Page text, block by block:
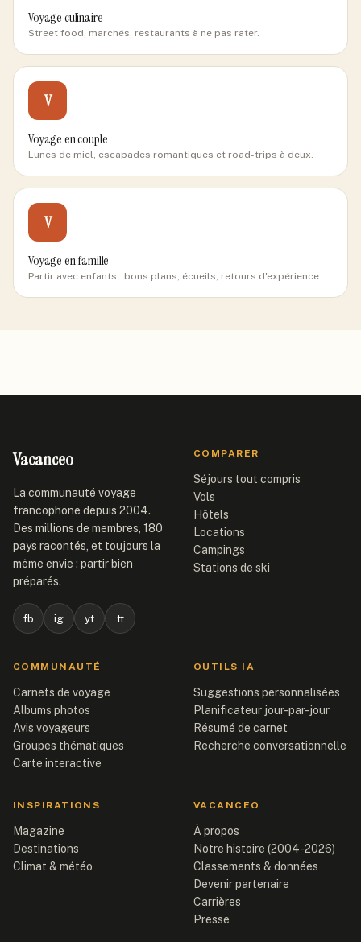
Voyage culinaire
Street food, marchés, restaurants à ne pas rater.
V
Voyage en couple
Lunes de miel, escapades romantiques et road-trips à deux.
V
Voyage en famille
Partir avec enfants : bons plans, écueils, retours d'expérience.
Vacanceo
La communauté voyage
francophone depuis 2004.
Des millions de membres, 180
pays racontés, et toujours la
même envie : partir bien
préparés.
fb ig yt tt
COMPARER
Séjours tout compris
Vols
Hôtels
Locations
Campings
Stations de ski
COMMUNAUTÉ
Carnets de voyage
Albums photos
Avis voyageurs
Groupes thématiques
Carte interactive
OUTILS IA
Suggestions personnalisées
Planificateur jour-par-jour
Résumé de carnet
Recherche conversationnelle
INSPIRATIONS
Magazine
Destinations
Climat & météo
VACANCEO
À propos
Notre histoire (2004-2026)
Classements & données
Devenir partenaire
Carrières
Presse